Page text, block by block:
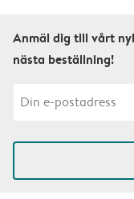
Anmäl dig till vårt
nästa beställning!